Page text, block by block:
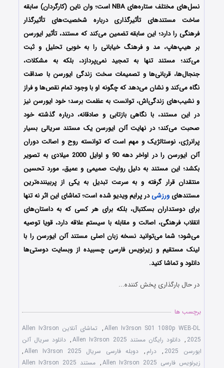
نسل‌های مختلف ستاره‌های NBA است؛ وان ناین (کارگردان) سابقه
ساخت مستندهای تأثیرگذاری درباره شخصیت‌های تأثیرگذار
فرهنگی را دارد؛ این سابقه تضمین می‌کند که مستند، تأثیر ایورسن
بر هیپ‌هاپ، مد و فرهنگ خیابانی را به خوبی تحلیل و ثبت
می‌کند؛ مستند تنها به تمجید نمی‌پردازد، بلکه به مشکلات،
جنجال‌ها، قربانی‌ها و تصمیمات سخت زندگی ایورسن با صداقت
نگاه می‌کند و نشان می‌دهد که چگونه او با وجود تمام نقص‌ها و فراز
و نشیب‌های زندگی‌اش، توانست به عظمت برسد؛ خود ایورسن نیز
در این مستند، با نگاهی بازتابی و صادقانه، درباره گذشته خود
صحبت می‌کند؛ در نهایت آلن ایورسن یک مستند سریالی بسیار
پرانرژی، نوستالژیک و مهم است که توانسته روح و اصالت دوران
آلن ایورسن را در اواخر دهه 90 و اوایل 2000 میلادی به تصویر
بکشد؛ این مستند به دلیل روایت صمیمی و عمیق، مورد تحسین
منتقدان قرار گرفته و به سرعت تبدیل به یکی از پربیننده‌ترین
مستندهایورزشیدر پرایم ویدیو شده است؛ تماشای این اثر نه تنها
برای دوستداران بسکتبال، بلکه برای هر کسی که به داستان‌های
انقلاب فرهنگی، اصالت و مقابله با سیستم علاقه دارد، قویا توصیه
می‌شود؛ شما می‌توانید نسخه زبان اصلی مستند آلن ایورسن را با
لینک مستقیم و زیرنویس فارسی چسبیده از وبسایت دوستی‌ها
دانلود و تماشا کنید.
در حال بارگذاری پخش کننده...
برچسب ها
Allen Iv3rson S01 1080p WEB-DL
,
تماشای آنلاین Allen Iv3rson
2025
, دانلود رایگان مستند Allen Iv3rson 2025 , دانلود سریال آلن
ایورسن 2025
, درام , دوبله فارسی سریال Allen Iv3rson 2025
,
زیرنویس فارسی Allen Iv3rson 2025
,
مستند Allen Iv3rson 2025